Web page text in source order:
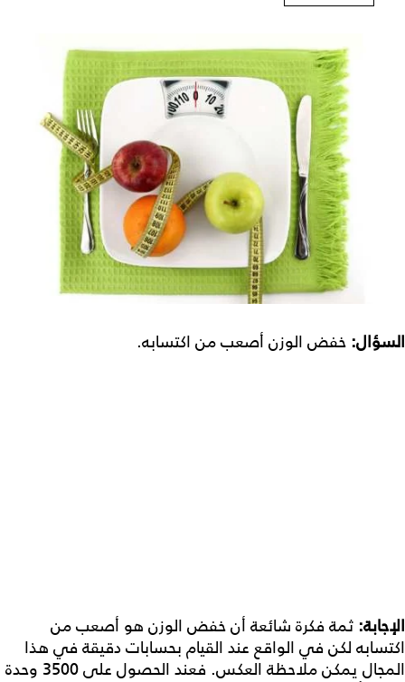
السؤال: خفض الوزن أصعب من اكتسابه.
الإجابة: ثمة فكرة شائعة أن خفض الوزن هو أصعب من
اكتسابه لكن في الواقع عند القيام بحسابات دقيقة في هذا
المجال يمكن ملاحظة العكس. فعند الحصول على 3500 وحدة